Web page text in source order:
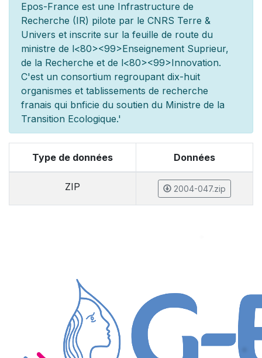
Epos-France est une Infrastructure de
Recherche (IR) pilote par le CNRS Terre &
Univers et inscrite sur la feuille de route du
ministre de l<80><99>Enseignement Suprieur,
de la Recherche et de l<80><99>Innovation.
C'est un consortium regroupant dix-huit
organismes et tablissements de recherche
franais qui bnficie du soutien du Ministre de la
Transition Ecologique.'
Type de données Données
ZIP 2004-047.zip